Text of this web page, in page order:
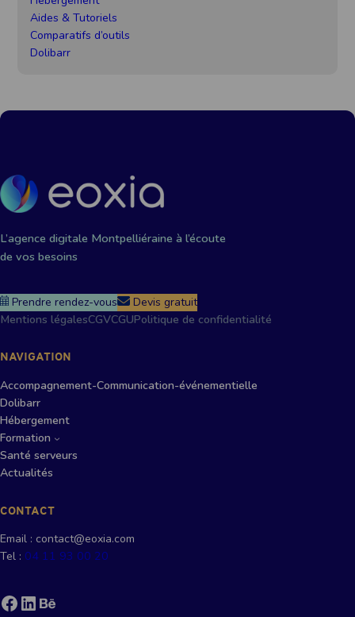
Aides & Tutoriels
Comparatifs d’outils
Dolibarr
L’agence digitale Montpelliéraine à l’écoute
de vos besoins
Prendre rendez-vous
Devis gratuit
Mentions légalesCGVCGUPolitique de confidentialité
NAVIGATION
Accompagnement-Communication-événementielle
Dolibarr
Hébergement
Formation
Santé serveurs
Actualités
CONTACT
Email : contact@eoxia.com
Tel : 04 11 93 00 20
Facebook LinkedIn Behance